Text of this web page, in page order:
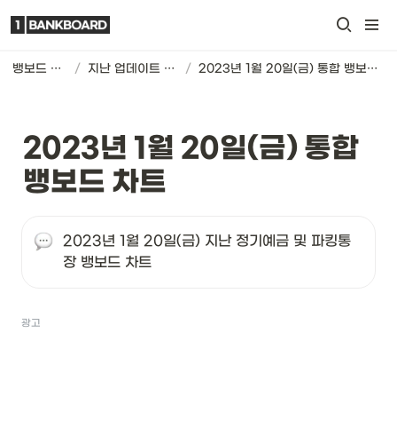
뱅보드 차트 / 지난 업데이트 기록 / 2023년 1월 20일(금) 통합 뱅보드 차트
2023년 1월 20일(금) 통합
뱅보드 차트
2023년 1월 20일(금) 지난 정기예금 및 파킹통
장 뱅보드 차트
광고